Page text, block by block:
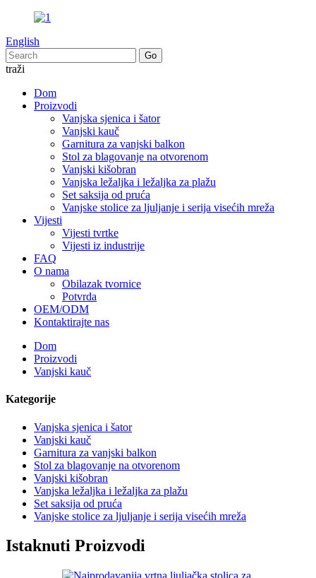
English
traži
Dom
Proizvodi
Vanjska sjenica i šator
Vanjski kauč
Garnitura za vanjski balkon
Stol za blagovanje na otvorenom
Vanjski kišobran
Vanjska ležaljka i ležaljka za plažu
Set saksija od pruća
Vanjske stolice za ljuljanje i serija visećih mreža
Vijesti
Vijesti tvrtke
Vijesti iz industrije
FAQ
O nama
Obilazak tvornice
Potvrda
OEM/ODM
Kontaktirajte nas
Dom
Proizvodi
Vanjski kauč
Kategorije
Vanjska sjenica i šator
Vanjski kauč
Garnitura za vanjski balkon
Stol za blagovanje na otvorenom
Vanjski kišobran
Vanjska ležaljka i ležaljka za plažu
Set saksija od pruća
Vanjske stolice za ljuljanje i serija visećih mreža
Istaknuti Proizvodi